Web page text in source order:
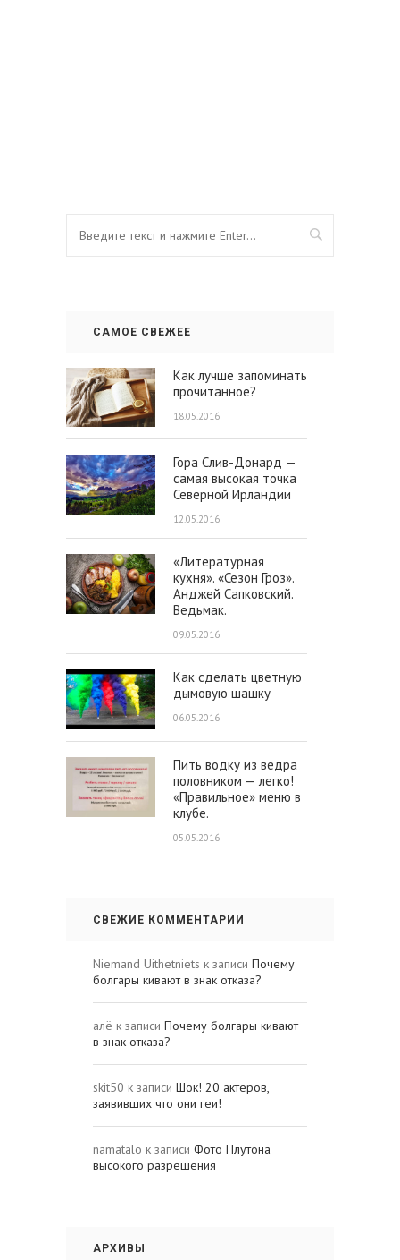
САМОЕ СВЕЖЕЕ
Как лучше запоминать
прочитанное?
18.05.2016
Гора Слив-Донард —
самая высокая точка
Северной Ирландии
12.05.2016
«Литературная
кухня». «Сезон Гроз».
Анджей Сапковский.
Ведьмак.
09.05.2016
Как сделать цветную
дымовую шашку
06.05.2016
Пить водку из ведра
половником — легко!
«Правильное» меню в
клубе.
05.05.2016
СВЕЖИЕ КОММЕНТАРИИ
Niemand Uithetniets к записи Почему
болгары кивают в знак отказа?
алё к записи Почему болгары кивают
в знак отказа?
skit50 к записи Шок! 20 актеров,
заявивших что они геи!
namatalo к записи Фото Плутона
высокого разрешения
АРХИВЫ